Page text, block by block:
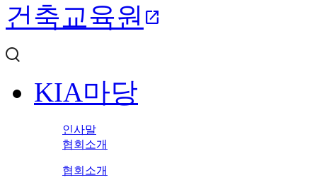
건축교육원 open_in_new
KIA마당
인사말
협회소개
협회소개